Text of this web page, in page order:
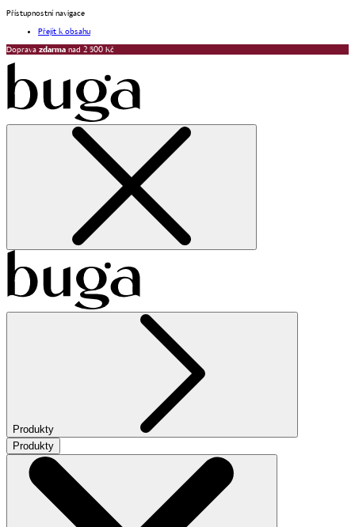
Přístupnostní navigace
Přejít k obsahu
Doprava zdarma nad 2 500 Kč
Produkty
Produkty